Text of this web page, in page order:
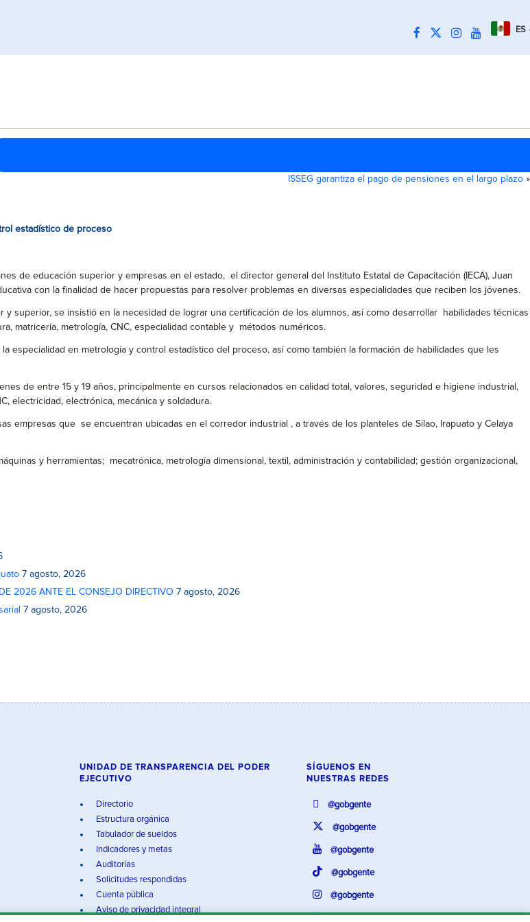
ES
ISSEG garantiza el pago de pensiones en el largo plazo »
estadístico de proceso
de educación superior y empresas en el estado, el director general del Instituto Estatal de Capacitación (IECA), Juan
con la finalidad de hacer propuestas para resolver problemas en diversas especialidades que reciben los jóvenes.
superior, se insistió en la necesidad de lograr una certificación de los alumnos, así como desarrollar habilidades técnicas
matricería, metrología, CNC, especialidad contable y métodos numéricos.
especialidad en metrología y control estadístico del proceso, así como también la formación de habilidades que les
de entre 15 y 19 años, principalmente en cursos relacionados en calidad total, valores, seguridad e higiene industrial,
electricidad, electrónica, mecánica y soldadura.
empresas que se encuentran ubicadas en el corredor industrial , a través de los planteles de Silao, Irapuato y Celaya
y herramientas; mecatrónica, metrología dimensional, textil, administración y contabilidad; gestión organizacional,
7 agosto, 2026
2026 ANTE EL CONSEJO DIRECTIVO 7 agosto, 2026
7 agosto, 2026
UNIDAD DE TRANSPARENCIA DEL PODER
EJECUTIVO
Directorio
Estructura orgánica
Tabulador de sueldos
Indicadores y metas
Auditorías
Solicitudes respondidas
Cuenta pública
Aviso de privacidad integral
SÍGUENOS EN
NUESTRAS REDES
@gobgente
@gobgente
@gobgente
@gobgente
@gobgente
@gobgente